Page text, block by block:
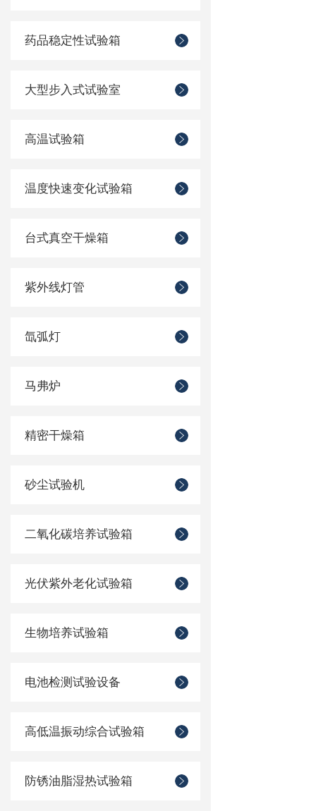
药品稳定性试验箱
大型步入式试验室
高温试验箱
温度快速变化试验箱
台式真空干燥箱
紫外线灯管
氙弧灯
马弗炉
精密干燥箱
砂尘试验机
二氧化碳培养试验箱
光伏紫外老化试验箱
生物培养试验箱
电池检测试验设备
高低温振动综合试验箱
防锈油脂湿热试验箱